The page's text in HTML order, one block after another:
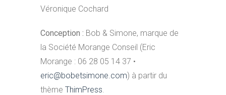
Véronique Cochard
Conception : Bob & Simone, marque de
la Société Morange Conseil (Eric
Morange : 06 28 05 14 37 •
eric@bobetsimone.com) à partir du
thème ThimPress.